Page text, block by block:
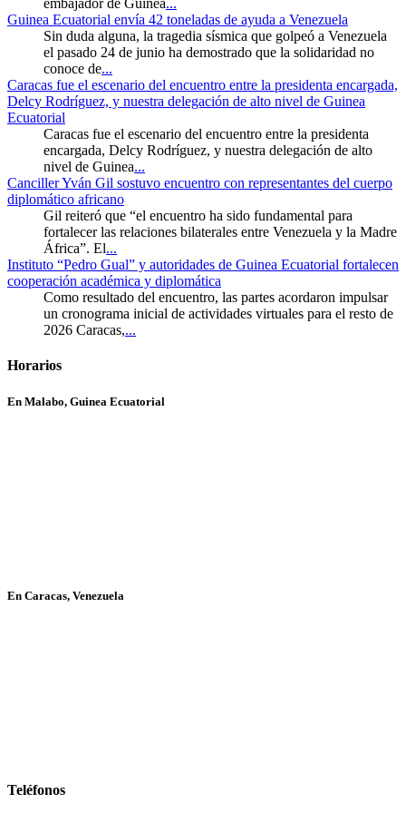
embajador de Guinea...
Guinea Ecuatorial envía 42 toneladas de ayuda a Venezuela
Sin duda alguna, la tragedia sísmica que golpeó a Venezuela
el pasado 24 de junio ha demostrado que la solidaridad no
conoce de...
Caracas fue el escenario del encuentro entre la presidenta encargada,
Delcy Rodríguez, y nuestra delegación de alto nivel de Guinea
Ecuatorial
Caracas fue el escenario del encuentro entre la presidenta
encargada, Delcy Rodríguez, y nuestra delegación de alto
nivel de Guinea...
Canciller Yván Gil sostuvo encuentro con representantes del cuerpo
diplomático africano
Gil reiteró que “el encuentro ha sido fundamental para
fortalecer las relaciones bilaterales entre Venezuela y la Madre
África”. El...
Instituto “Pedro Gual” y autoridades de Guinea Ecuatorial fortalecen
cooperación académica y diplomática
Como resultado del encuentro, las partes acordaron impulsar
un cronograma inicial de actividades virtuales para el resto de
2026 Caracas,...
Horarios
En Malabo, Guinea Ecuatorial
En Caracas, Venezuela
Teléfonos